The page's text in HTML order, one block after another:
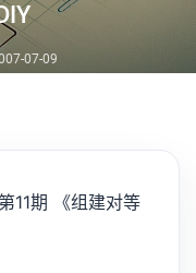
07-09
11期 《组建对等